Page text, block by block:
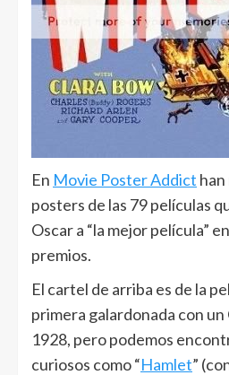
En Movie Poster Addict
posters de las 79 películas
Oscar a “la mejor película”
premios.
El cartel de arriba es de la
primera galardonada con
1928, pero podemos
curiosos como “Hamlet”